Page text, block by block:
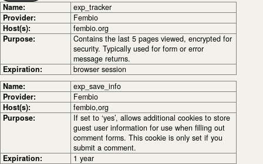
Name:
exp_tracker
Provider:
Fembio
Host(s):
fembio.org
Purpose:
Contains the last 5 pages viewed, encrypted for
security. Typically used for form or error
message returns.
Expiration:
browser session
Name:
exp_save_info
Provider:
Fembio
Host(s):
fembio,org
Purpose:
If set to ‘yes’, allows additional cookies to store
guest user information for use when filling out
comment forms. This cookie is only set if you
submit a comment.
Expiration:
1 year